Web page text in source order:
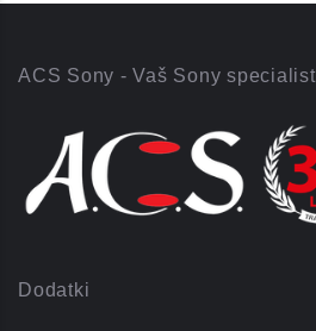
ACS Sony - Vaš Sony specialist
Dodatki